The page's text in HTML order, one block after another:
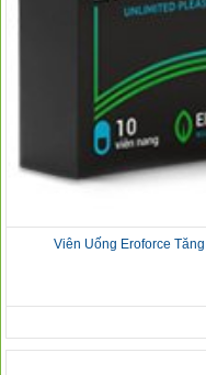
Viên Uống Eroforce